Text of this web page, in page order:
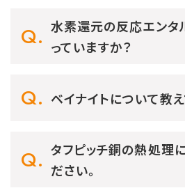
水素還元の反応エンタ
っていますか？
ベイナイトについて教え
タフピッチ銅の熱処理
ださい。